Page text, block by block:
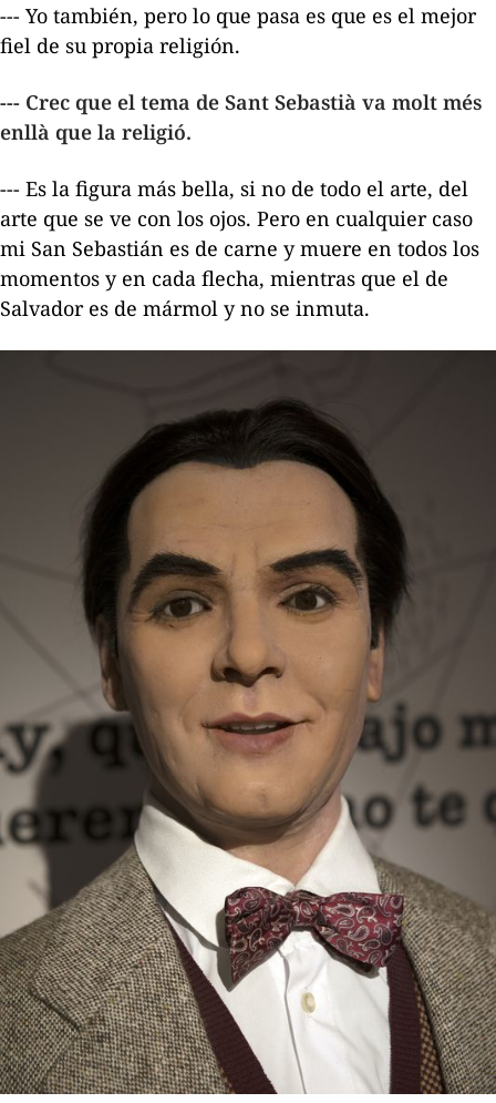
--- Yo también, pero lo que pasa es que es el mejor
fiel de su propia religión.
--- Crec que el tema de Sant Sebastià va molt més
enllà que la religió.
--- Es la figura más bella, si no de todo el arte, del
arte que se ve con los ojos. Pero en cualquier caso
mi San Sebastián es de carne y muere en todos los
momentos y en cada flecha, mientras que el de
Salvador es de mármol y no se inmuta.